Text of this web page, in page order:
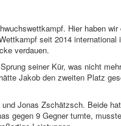
Hier haben
seit 2014
verdauen.
seiner Kür, was nicht
Jakob den zweiten Platz
Jonas Zschätzsch. Beide
gegen 9 Gegner turnte,